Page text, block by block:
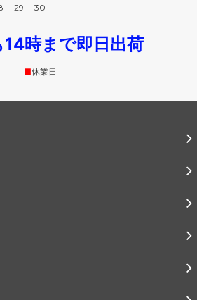
29 30
14時まで即日出荷
■休業日